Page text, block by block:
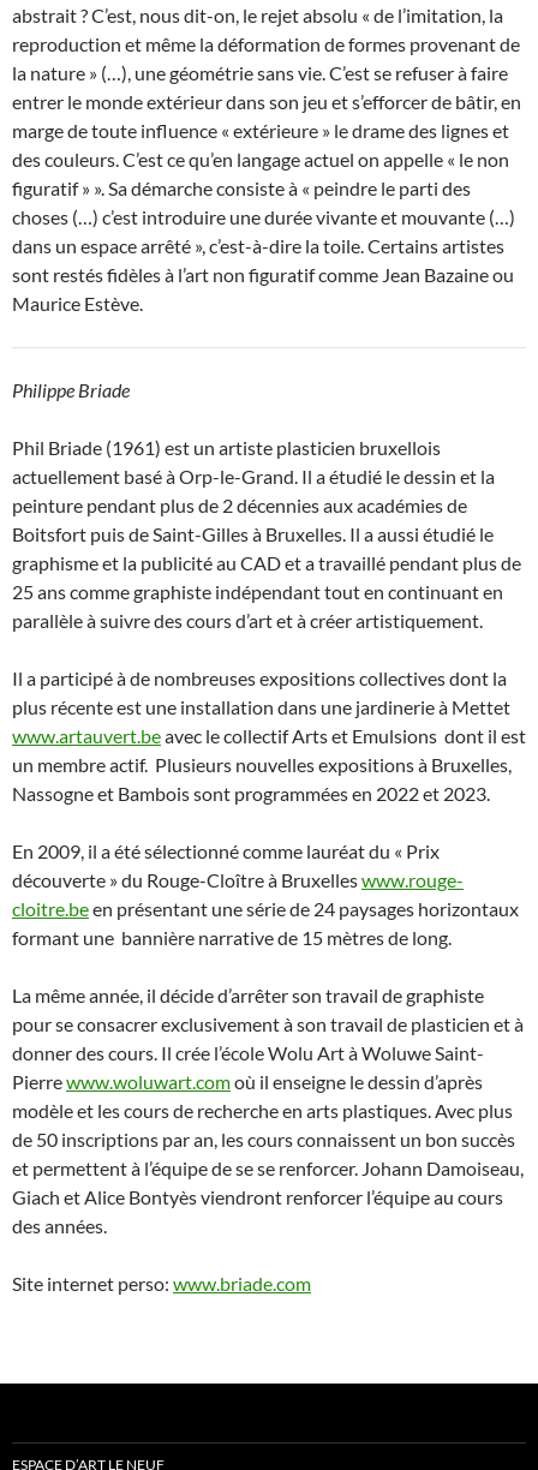
abstrait ? C’est, nous dit-on, le rejet absolu « de l’imitation, la
reproduction et même la déformation de formes provenant de
la nature » (…), une géométrie sans vie. C’est se refuser à faire
entrer le monde extérieur dans son jeu et s’efforcer de bâtir, en
marge de toute influence « extérieure » le drame des lignes et
des couleurs. C’est ce qu’en langage actuel on appelle « le non
figuratif » ». Sa démarche consiste à « peindre le parti des
choses (…) c’est introduire une durée vivante et mouvante (…)
dans un espace arrêté », c’est-à-dire la toile. Certains artistes
sont restés fidèles à l’art non figuratif comme Jean Bazaine ou
Maurice Estève.
Philippe Briade
Phil Briade (1961) est un artiste plasticien bruxellois
actuellement basé à Orp-le-Grand. Il a étudié le dessin et la
peinture pendant plus de 2 décennies aux académies de
Boitsfort puis de Saint-Gilles à Bruxelles. Il a aussi étudié le
graphisme et la publicité au CAD et a travaillé pendant plus de
25 ans comme graphiste indépendant tout en continuant en
parallèle à suivre des cours d’art et à créer artistiquement.
Il a participé à de nombreuses expositions collectives dont la
plus récente est une installation dans une jardinerie à Mettet
www.artauvert.beavec le collectif Arts et Emulsions dont il est
un membre actif. Plusieurs nouvelles expositions à Bruxelles,
Nassogne et Bambois sont programmées en 2022 et 2023.
En 2009, il a été sélectionné comme lauréat du « Prix
découverte » du Rouge-Cloître à Bruxelleswww.rouge-
cloitre.been présentant une série de 24 paysages horizontaux
formant une bannière narrative de 15 mètres de long.
La même année, il décide d’arrêter son travail de graphiste
pour se consacrer exclusivement à son travail de plasticien et à
donner des cours. Il crée l’école Wolu Art à Woluwe Saint-
Pierrewww.woluwart.comoù il enseigne le dessin d’après
modèle et les cours de recherche en arts plastiques. Avec plus
de 50 inscriptions par an, les cours connaissent un bon succès
et permettent à l’équipe de se se renforcer. Johann Damoiseau,
Giach et Alice Bontyès viendront renforcer l’équipe au cours
des années.
Site internet perso: www.briade.com
ESPACE D’ART LE NEUF